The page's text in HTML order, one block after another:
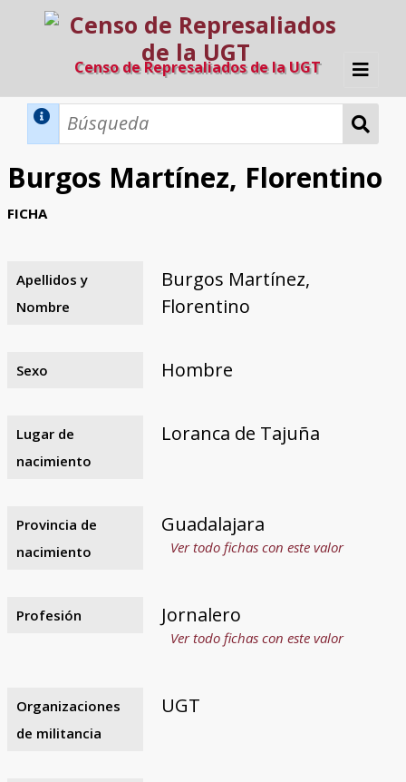
Censo de Represaliados de la UGT
Inicio
Búsqueda Dinámica
Búsqueda Avanzada
Filtros A-Z
Razones y objetivos
El equipo
Colaboradores
Fuentes documentales
Burgos Martínez, Florentino
FICHA
Apellidos y
Nombre
Burgos Martínez,
Florentino
Sexo Hombre
Lugar de
nacimiento
Loranca de Tajuña
Provincia de
nacimiento
Guadalajara
Ver todo fichas con este valor
Profesión Jornalero
Ver todo fichas con este valor
Organizaciones
de militancia
UGT